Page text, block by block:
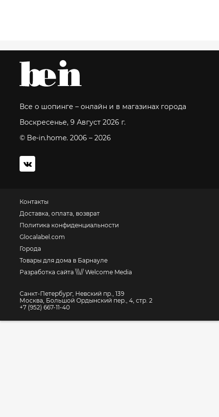
Все о шопинге – онлайн и в магазинах города
Воскресенье, 9 Август 2026 г.
© Be-in.home. 2006 – 2026
Контакты
Доставка, оплата, возврат
Политика конфиденциальности
Glocalabel.com
Города
Товары для дома в Барнауле
Разработка сайта \\\// Welcome Media
Санкт-Петербург, Невский пр., 139
Москва, Большой Ордынский пер., 4, стр. 2
+7 (952) 667-11-40